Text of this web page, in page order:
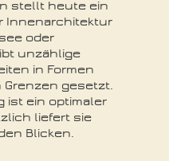
stellt heute ein
Innenarchitektur
oder
unzählige
in Formen
Grenzen gesetzt.
ist ein optimaler
liefert sie
Blicken.